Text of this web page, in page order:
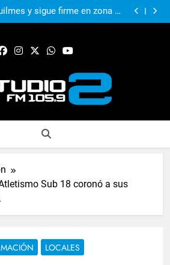
e identidad
y sigue firme en zona de
Reducido
el papá del 10 de la selección
al Centro Papa Francisco en
los espacios de cultura
y sigue firme en zona de
el papá del 10 de la selección
argentina
2
Sub 18 coronó a sus
LOCALES